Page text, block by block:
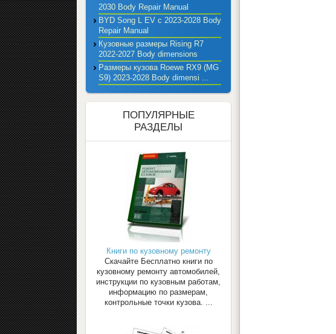
2030 Body Repair Manual
BYD Song L EV с 2023-2028 Body
Repair Manual
Кузовные размеры Rising R7
2022-2027 Body dimensions
Размеры кузова Roewe RX9 (MG
S9) 2023-2028 Body dimensi ...
ПОПУЛЯРНЫЕ
РАЗДЕЛЫ
Книги по кузовному ремонту
Скачайте Бесплатно книги по
кузовному ремонту автомобилей,
инструкции по кузовным работам,
информацию по размерам,
контрольные точки кузова. ...